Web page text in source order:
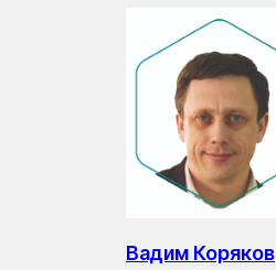
Вадим Коряков